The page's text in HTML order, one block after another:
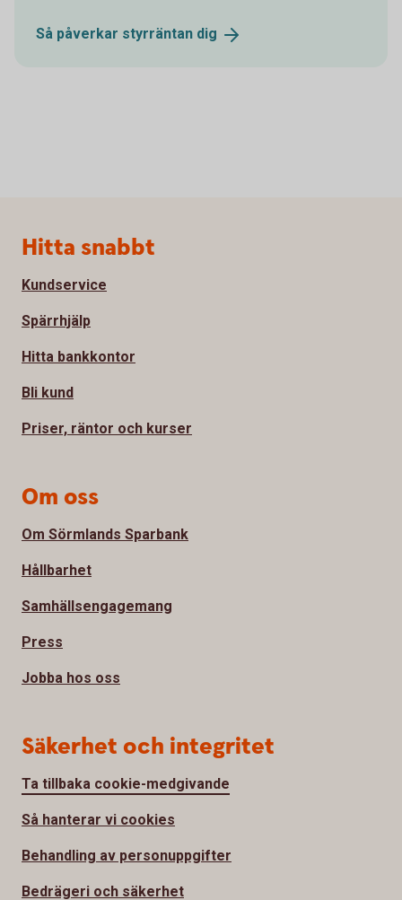
Så påverkar styrräntan dig
Sidfot
Hitta snabbt
Kundservice
Spärrhjälp
Hitta bankkontor
Bli kund
Priser, räntor och kurser
Om oss
Om Sörmlands Sparbank
Hållbarhet
Samhällsengagemang
Press
Jobba hos oss
Säkerhet och integritet
Ta tillbaka cookie-medgivande
Så hanterar vi cookies
Behandling av personuppgifter
Bedrägeri och säkerhet